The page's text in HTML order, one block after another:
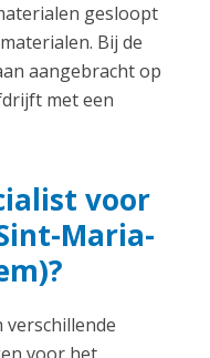
gesloopt
Bij de
aangebracht op
met een
voor
Maria-